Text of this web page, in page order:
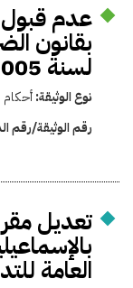
عدم قبول
لسنة 2005 بشأن إنهاء المنازعات
نوع الوثيقة:أحكام
رقم الوثيقة/رقم
تعديل
العامة